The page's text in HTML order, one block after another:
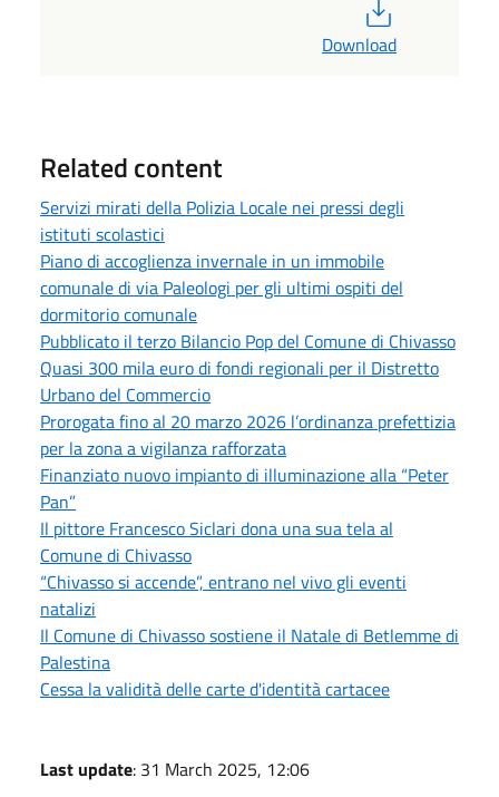
Download
Related content
Servizi mirati della Polizia Locale nei pressi degli
istituti scolastici
Piano di accoglienza invernale in un immobile
comunale di via Paleologi per gli ultimi ospiti del
dormitorio comunale
Pubblicato il terzo Bilancio Pop del Comune di Chivasso
Quasi 300 mila euro di fondi regionali per il Distretto
Urbano del Commercio
Prorogata fino al 20 marzo 2026 l’ordinanza prefettizia
per la zona a vigilanza rafforzata
Finanziato nuovo impianto di illuminazione alla “Peter
Pan”
Il pittore Francesco Siclari dona una sua tela al
Comune di Chivasso
“Chivasso si accende”, entrano nel vivo gli eventi
natalizi
Il Comune di Chivasso sostiene il Natale di Betlemme di
Palestina
Cessa la validità delle carte d'identità cartacee
Last update: 31 March 2025, 12:06